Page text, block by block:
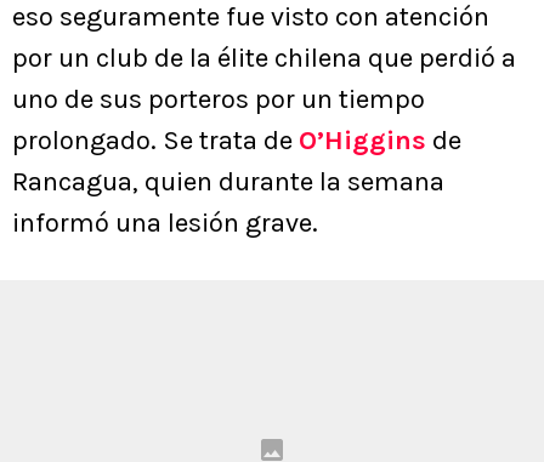
eso seguramente fue visto con atención
por un club de la élite chilena que perdió a
uno de sus porteros por un tiempo
prolongado. Se trata de O’Higgins de
Rancagua, quien durante la semana
informó una lesión grave.